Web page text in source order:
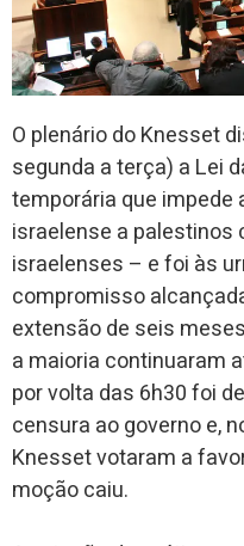
O plenário do Knesset
segunda a terça) a Lei
temporária que impede
israelense a palestinos
israelenses – e foi às
compromisso
extensão de seis
a maioria continuaram
por volta das 6h30 foi
censura ao governo e,
Knesset votaram a
moção caiu.